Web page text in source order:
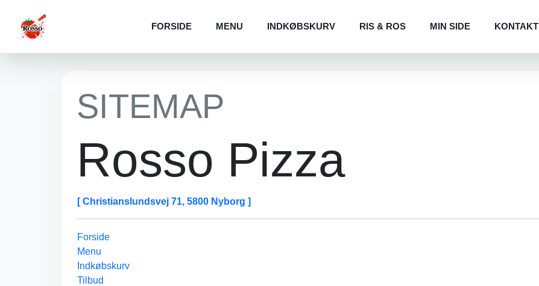
FORSIDE MENU INDKØBSKURV RIS & ROS MIN SIDE KONTAKT
SITEMAP
Rosso Pizza
[ Christianslundsvej 71, 5800 Nyborg ]
Forside
Menu
Indkøbskurv
Tilbud